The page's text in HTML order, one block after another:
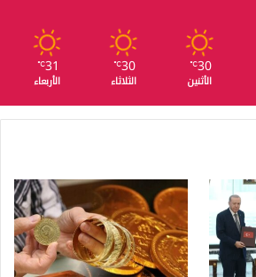
30
℃
الأثنين
30
℃
الثلاثاء
31
℃
الأربعاء